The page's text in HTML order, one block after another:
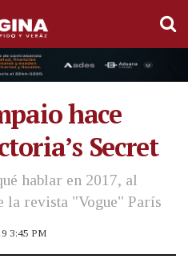
hace
Secret
hablar en 2017, al
la revista "Vogue" París
3:45 PM